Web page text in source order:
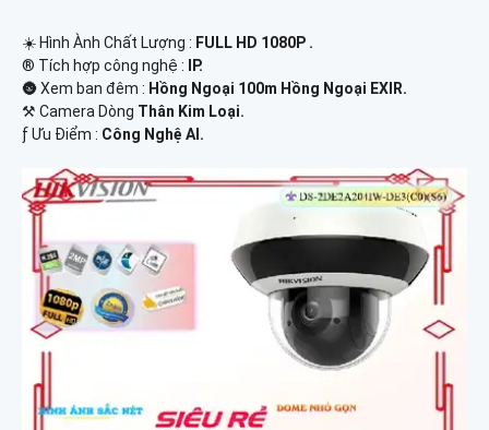
☀️ Hình Ành Chất Lượng : FULL HD 1080P .
®️ Tích hợp công nghệ :
IP.
🌚 Xem ban đêm : Hồng Ngoại 100m Hồng Ngoại EXIR.
⚒ Camera Dòng Thân Kim Loại.
️ƒ Ưu Điểm : Công Nghệ AI.